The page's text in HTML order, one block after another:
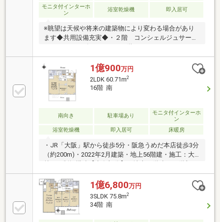
モニタ付インターホ
ン
浴室乾燥機 即入居可
※眺望は天候や将来の建築物により変わる場合があり
ます◆共用設備充実◆・２階 コンシェルジュサービ
ム・９階 パーティールーム、テレワークラウンジ・
３２階 スカイラウンジ▼アクセス・大阪メトロ谷町
線 【東梅田】駅 徒歩２分・大阪メトロ御堂筋線 【梅
田】駅 徒歩３分 ・東海道本線 【大阪】駅 徒歩６分▼
周辺環境・【ローソンアカカベお初天神店】まで５０
ｍ 徒歩１分・【阪急うめだ本店】まで３００ｍ 徒
歩４分・【阪神梅田本店】まで２９０ｍ 徒歩４分◆
２４時間ネットから簡単に見学予約できます◆お気軽
にご相談くださいませ。
1億900万円
2LDK 60.71m2
16階 南
南向き 駐車場あり
モニタ付インターホ
ン
浴室乾燥機
即入居可 床暖房
・JR「大阪」駅から徒歩5分・阪急うめだ本店徒歩3分
（約200m)・2022年2月建築・地上56階建・施工：大
分・南向き住戸・2LDK、60.71m2・生ごみディスポー
ザー・ウォークインインクロゼット付き・浴室換気乾
燥機・ペット飼育可（規約による）【共用施設充
実】・コンシェルジュサービス・フィットネスルー
ム・パーティールーム(有料）・テレワークラウンジ
1億6,800万円
3SLDK 75.8m2
34階 南